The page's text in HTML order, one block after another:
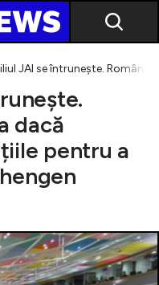
JAI se întrunește.
dacă
pentru a